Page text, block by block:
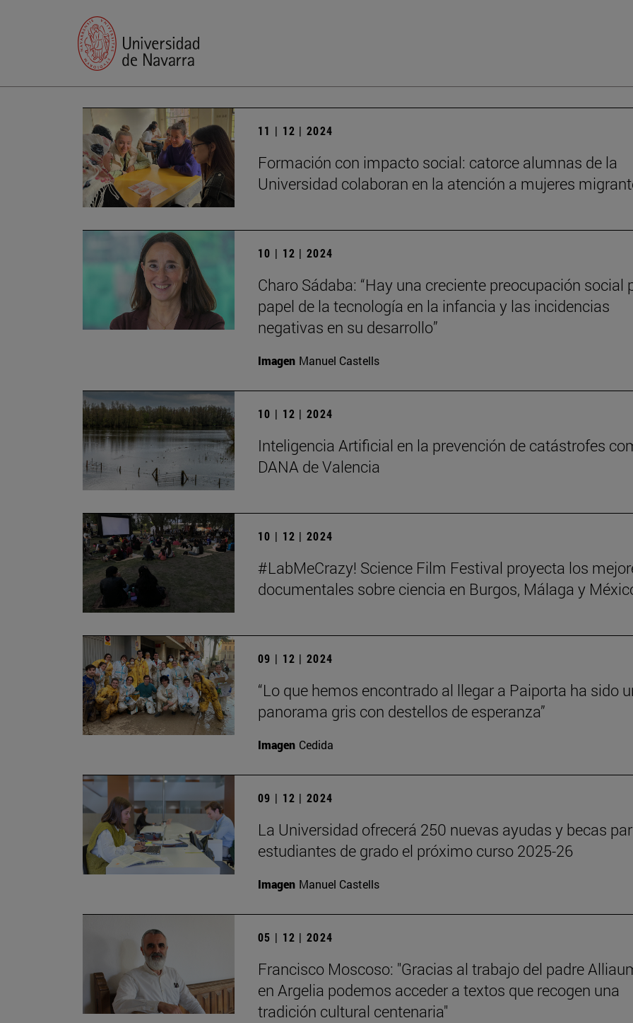
11 | 12 | 2024
Formación con impacto social: catorce alumnas de la
Universidad colaboran en la atención a mujeres
10 | 12 | 2024
Charo Sádaba: “Hay una creciente preocupación social
papel de la tecnología en la infancia y las incidencias
negativas en su desarrollo”
Imagen Manuel Castells
10 | 12 | 2024
Inteligencia Artificial en la prevención de catástrofes
DANA de Valencia
10 | 12 | 2024
#LabMeCrazy! Science Film Festival proyecta los
documentales sobre ciencia en Burgos, Málaga y
09 | 12 | 2024
“Lo que hemos encontrado al llegar a Paiporta ha sido
panorama gris con destellos de esperanza”
Imagen Cedida
09 | 12 | 2024
La Universidad ofrecerá 250 nuevas ayudas y becas
estudiantes de grado el próximo curso 2025-26
Imagen Manuel Castells
05 | 12 | 2024
Francisco Moscoso: "Gracias al trabajo del padre
en Argelia podemos acceder a textos que recogen una
tradición cultural centenaria"